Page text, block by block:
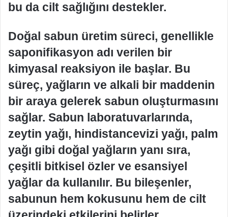
bu da cilt sağlığını destekler.
Doğal sabun üretim süreci, genellikle
saponifikasyon adı verilen bir
kimyasal reaksiyon ile başlar. Bu
süreç, yağların ve alkali bir maddenin
bir araya gelerek sabun oluşturmasını
sağlar. Sabun laboratuvarlarında,
zeytin yağı, hindistancevizi yağı, palm
yağı gibi doğal yağların yanı sıra,
çeşitli bitkisel özler ve esansiyel
yağlar da kullanılır. Bu bileşenler,
sabunun hem kokusunu hem de cilt